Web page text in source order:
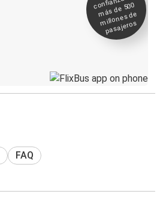
más de 500
millones de
pasajeros
FAQ